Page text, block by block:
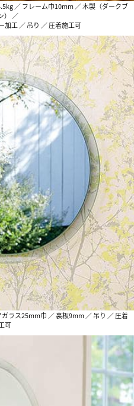
／ フレーム巾10mm ／ 木製（ダークブ
） ／
加工 ／ 吊り ／ 圧着施工可
ラス25mm巾 ／ 裏板9mm ／ 吊り ／ 圧着
可